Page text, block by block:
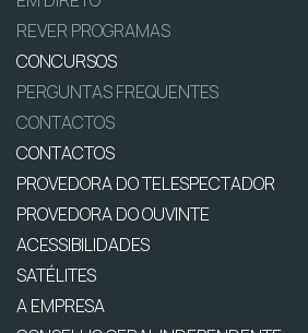
REVER PROGRAMAS
CONCURSOS
PERGUNTAS FREQUENTES
CONTACTOS
CONTACTOS
PROVEDORA DO TELESPECTADOR
PROVEDORA DO OUVINTE
ACESSIBILIDADES
SATÉLITES
A EMPRESA